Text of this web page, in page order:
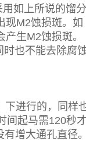
如上所说的馏分
现M2蚀损斑。如
生M2蚀损斑。
也不能去除腐
下进行的，同样
间起马需120秒才
增大通孔直径。